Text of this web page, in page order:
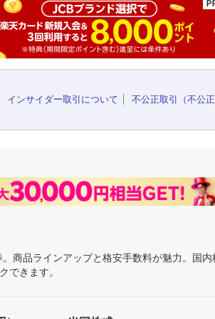
インサイダー取引について
不公正取引（不公
商品ラインアップと格安手数料が魅力。国
できます。